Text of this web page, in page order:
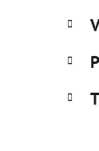
K
a
e
ó